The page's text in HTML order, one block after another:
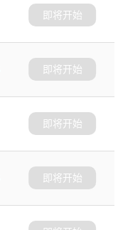
即将开始
即将开始
即将开始
即将开始